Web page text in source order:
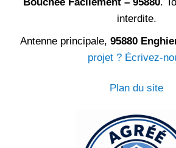
interdite.
Antenne principale, 95880
projet ? Écrivez-
Plan du site